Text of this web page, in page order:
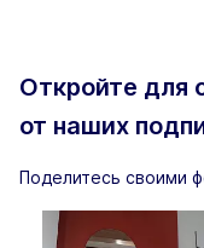
Откройте для
от наших
Поделитесь своими